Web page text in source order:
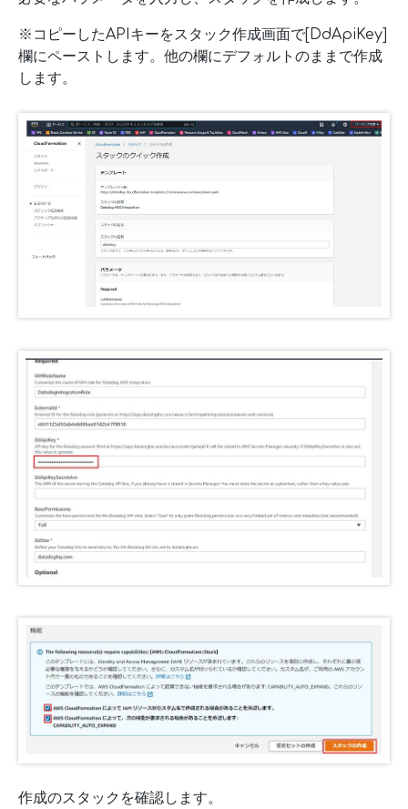
※コピーしたAPIキーをスタック作成画面で[DdApiKey]
欄にペーストします。他の欄にデフォルトのままで作成
します。
作成のスタックを確認します。